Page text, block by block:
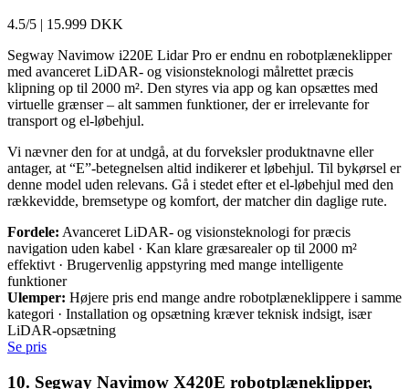
4.5/5 | 15.999 DKK
Segway Navimow i220E Lidar Pro er endnu en robotplæneklipper
med avanceret LiDAR- og visionsteknologi målrettet præcis
klipning op til 2000 m². Den styres via app og kan opsættes med
virtuelle grænser – alt sammen funktioner, der er irrelevante for
transport og el-løbehjul.
Vi nævner den for at undgå, at du forveksler produktnavne eller
antager, at “E”-betegnelsen altid indikerer et løbehjul. Til bykørsel er
denne model uden relevans. Gå i stedet efter et el-løbehjul med den
rækkevidde, bremsetype og komfort, der matcher din daglige rute.
Fordele: Avanceret LiDAR- og visionsteknologi for præcis
navigation uden kabel · Kan klare græsarealer op til 2000 m²
effektivt · Brugervenlig appstyring med mange intelligente
funktioner
Ulemper: Højere pris end mange andre robotplæneklippere i samme
kategori · Installation og opsætning kræver teknisk indsigt, især
LiDAR-opsætning
Se pris
10. Segway Navimow X420E robotplæneklipper,